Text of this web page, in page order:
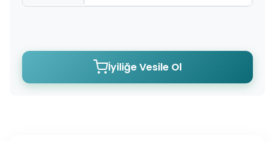
İyiliğe Vesile Ol